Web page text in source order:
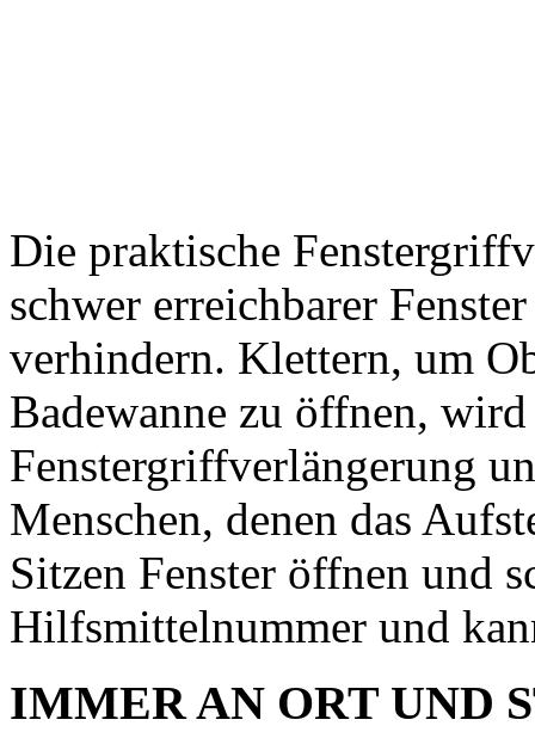
Die praktische
schwer erreichbarer
verhindern. Klettern, um
Badewanne zu öffnen,
Fenstergriffverlängerung
Menschen, denen das
Sitzen Fenster öffnen und
Hilfsmittelnummer und
IMMER AN ORT UND